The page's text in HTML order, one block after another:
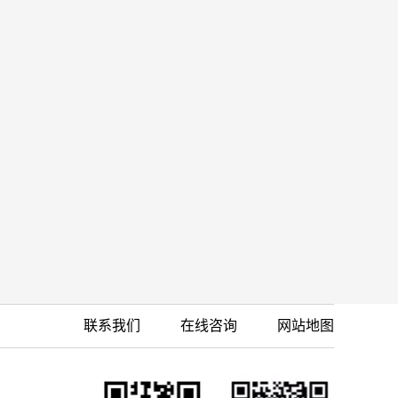
联系我们 在线咨询 网站地图